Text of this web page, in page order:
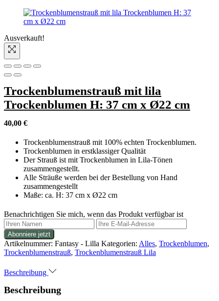
Ausverkauft!
Trockenblumenstrauß mit lila
Trockenblumen H: 37 cm x Ø22 cm
40,00 €
Trockenblumenstrauß mit 100% echten Trockenblumen.
Trockenblumen in erstklassiger Qualität
Der Strauß ist mit Trockenblumen in Lila-Tönen
zusammengestellt.
Alle Sträuße werden bei der Bestellung von Hand
zusammengestellt
Maße: ca. H: 37 cm x Ø22 cm
Benachrichtigen Sie mich, wenn das Produkt verfügbar ist
Artikelnummer: Fantasy - Lilla Kategorien: Alles, Trockenblumen,
Trockenblumenstrauß, Trockenblumenstrauß Lila
Beschreibung
Beschreibung